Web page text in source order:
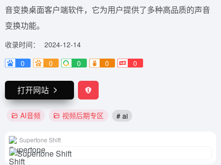
音变换桌面客户端软件，它为用户提供了多种高品质的声音
变换功能。
收录时间：
2024-12-14
0
0 0 0 0
打开网站
AI音频 视频后期专区 # ai
Supertone Shift